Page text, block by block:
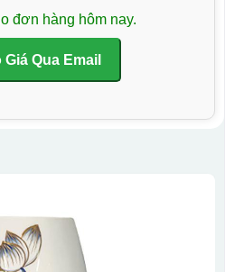
đơn hàng hôm nay.
Qua Email